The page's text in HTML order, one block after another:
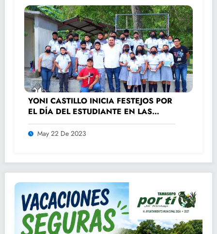
YONI CASTILLO INICIA FESTEJOS POR
EL DÍA DEL ESTUDIANTE EN LAS
ESCUELAS
May 22 De 2023